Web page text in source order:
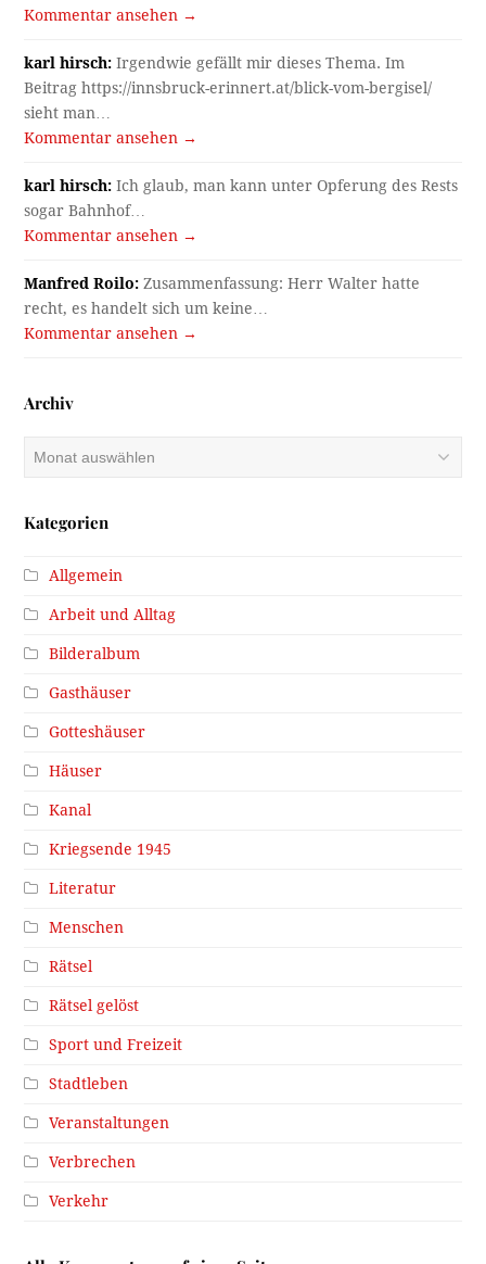
Kommentar ansehen →
karl hirsch: Irgendwie gefällt mir dieses Thema. Im
Beitrag https://innsbruck-erinnert.at/blick-vom-bergisel/
sieht man…
Kommentar ansehen →
karl hirsch: Ich glaub, man kann unter Opferung des Rests
sogar Bahnhof…
Kommentar ansehen →
Manfred Roilo: Zusammenfassung: Herr Walter hatte
recht, es handelt sich um keine…
Kommentar ansehen →
Archiv
Kategorien
Allgemein
Arbeit und Alltag
Bilderalbum
Gasthäuser
Gotteshäuser
Häuser
Kanal
Kriegsende 1945
Literatur
Menschen
Rätsel
Rätsel gelöst
Sport und Freizeit
Stadtleben
Veranstaltungen
Verbrechen
Verkehr